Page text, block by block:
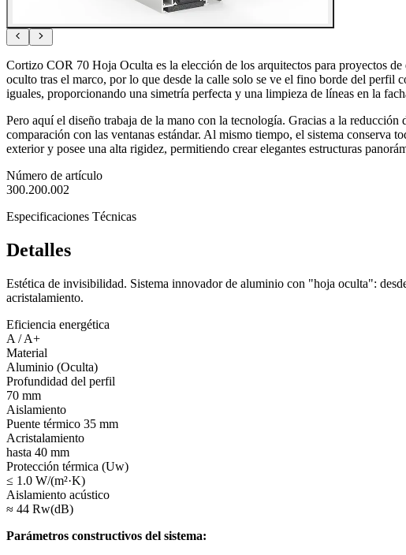
Cortizo COR 70 Hoja Oculta es la elección de los arquitectos para proyectos
oculto tras el marco, por lo que desde la calle solo se ve el fino borde del perfil
iguales, proporcionando una simetría perfecta y una limpieza de líneas en la
Pero aquí el diseño trabaja de la mano con la tecnología. Gracias a la
comparación con las ventanas estándar. Al mismo tiempo, el sistema conserva
exterior y posee una alta rigidez, permitiendo crear elegantes estructuras
Número de artículo
300.200.002
Especificaciones Técnicas
Detalles
Estética de invisibilidad. Sistema innovador de aluminio con "hoja oculta":
acristalamiento.
Eficiencia energética
A / A+
Material
Aluminio (Oculta)
Profundidad del perfil
70 mm
Aislamiento
Puente térmico 35 mm
Acristalamiento
hasta 40 mm
Protección térmica (Uw)
≤ 1.0 W/(m²·K)
Aislamiento acústico
≈ 44 Rw(dB)
Parámetros constructivos del sistema: